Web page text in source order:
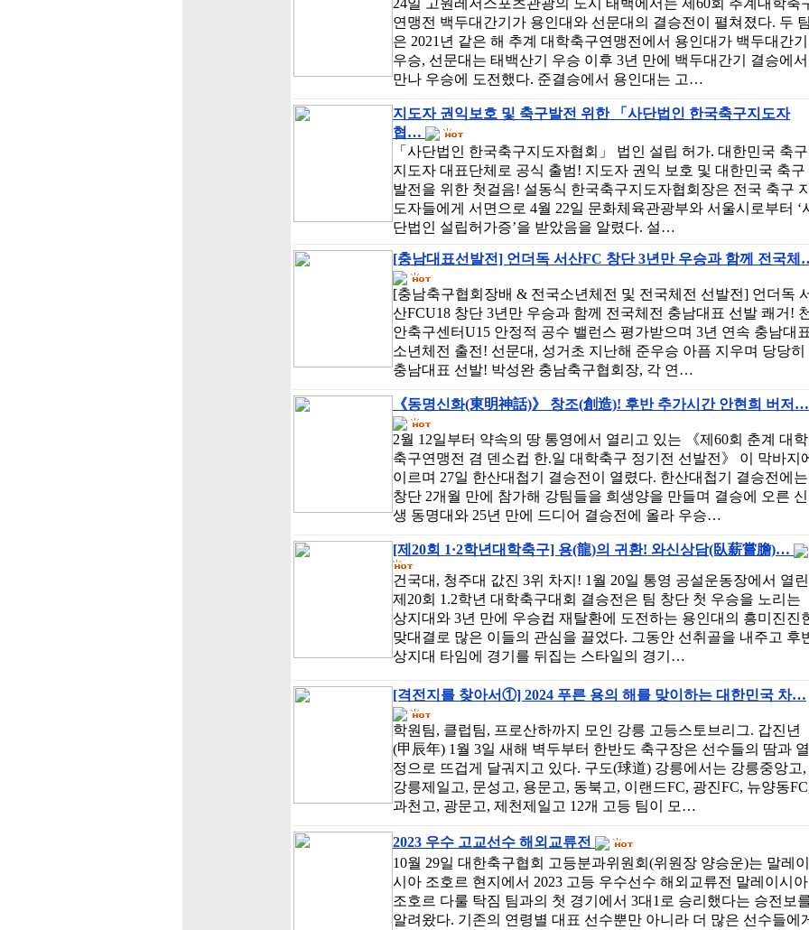
24일 고원레저스포츠관광의 도시 태백에서는 제60회 추계대학축
연맹전 백두대간기가 용인대와 선문대의 결승전이 펼쳐졌다. 두 팀
은 2021년 같은 해 추계 대학축구연맹전에서 용인대가 백두대간기
우승, 선문대는 태백산기 우승 이후 3년 만에 백두대간기 결승에서
만나 우승에 도전했다. 준결승에서 용인대는 고…
지도자 권익보호 및 축구발전 위한 「사단법인 한국축구지도자
협…
「사단법인 한국축구지도자협회」 법인 설립 허가. 대한민국 축구
지도자 대표단체로 공식 출범! 지도자 권익 보호 및 대한민국 축구
발전을 위한 첫걸음! 설동식 한국축구지도자협회장은 전국 축구 지
도자들에게 서면으로 4월 22일 문화체육관광부와 서울시로부터 ‘
단법인 설립허가증’을 받았음을 알렸다. 설…
[충남대표선발전] 언더독 서산FC 창단 3년만 우승과 함께 전국체
[충남축구협회장배 & 전국소년체전 및 전국체전 선발전] 언더독
산FCU18 창단 3년만 우승과 함께 전국체전 충남대표 선발 쾌거! 천
안축구센터U15 안정적 공수 밸런스 평가받으며 3년 연속 충남대표
소년체전 출전! 선문대, 성거초 지난해 준우승 아픔 지우며 당당히
충남대표 선발! 박성완 충남축구협회장, 각 연…
《동명신화(東明神話)》 창조(創造)! 후반 추가시간 안현희 버저…
2월 12일부터 약속의 땅 통영에서 열리고 있는 《제60회 춘계 대학
축구연맹전 겸 덴소컵 한.일 대학축구 정기전 선발전》 이 막바지
이르며 27일 한산대첩기 결승전이 열렸다. 한산대첩기 결승전에는
창단 2개월 만에 참가해 강팀들을 희생양을 만들며 결승에 오른 신
생 동명대와 25년 만에 드디어 결승전에 올라 우승…
[제20회 1·2학년대학축구] 용(龍)의 귀환! 와신상담(臥薪嘗膽)…
건국대, 청주대 값진 3위 차지! 1월 20일 통영 공설운동장에서 열린
제20회 1.2학년 대학축구대회 결승전은 팀 창단 첫 우승을 노리는
상지대와 3년 만에 우승컵 재탈환에 도전하는 용인대의 흥미진진
맞대결로 많은 이들의 관심을 끌었다. 그동안 선취골을 내주고 후
상지대 타임에 경기를 뒤집는 스타일의 경기…
[격전지를 찾아서①] 2024 푸른 용의 해를 맞이하는 대한민국 차…
학원팀, 클럽팀, 프로산하까지 모인 강릉 고등스토브리그. 갑진년
(甲辰年) 1월 3일 새해 벽두부터 한반도 축구장은 선수들의 땀과 열
정으로 뜨겁게 달궈지고 있다. 구도(球道) 강릉에서는 강릉중앙고,
강릉제일고, 문성고, 용문고, 동북고, 이랜드FC, 광진FC, 뉴양동
과천고, 광문고, 제천제일고 12개 고등 팀이 모…
2023 우수 고교선수 해외교류전
10월 29일 대한축구협회 고등분과위원회(위원장 양승운)는 말레이
시아 조호르 현지에서 2023 고등 우수선수 해외교류전 말레이시아
조호르 다룰 탁짐 팀과의 첫 경기에서 3대1로 승리했다는 승전보
알려왔다. 기존의 연령별 대표 선수뿐만 아니라 더 많은 선수들에